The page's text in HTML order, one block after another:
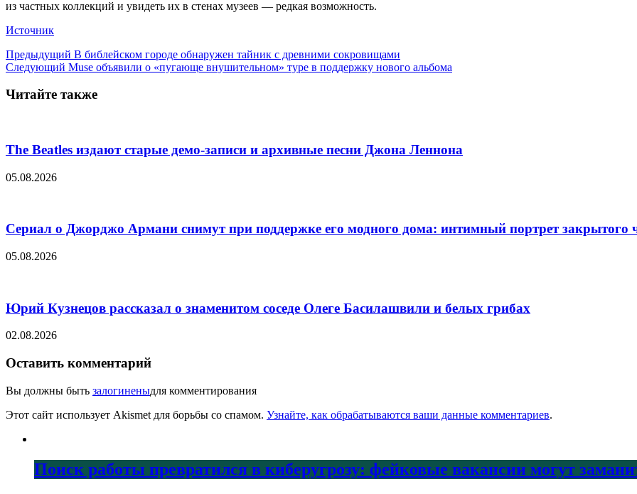
из частных коллекций и увидеть их в стенах музеев — редкая возможность.
Источник
Предыдущий В библейском городе обнаружен тайник с древними сокровищами
Следующий Muse объявили о «пугающе внушительном» туре в поддержку нового альбома
Читайте также
The Beatles издают старые демо-записи и архивные песни Джона Леннона
05.08.2026
Сериал о Джорджо Армани снимут при поддержке его модного дома: интимный портрет закрытого
05.08.2026
Юрий Кузнецов рассказал о знаменитом соседе Олеге Басилашвили и белых грибах
02.08.2026
Оставить комментарий
Вы должны быть залогиненыдля комментирования
Этот сайт использует Akismet для борьбы со спамом. Узнайте, как обрабатываются ваши данные комментариев.
Поиск работы превратился в киберугрозу: фейковые вакансии могут